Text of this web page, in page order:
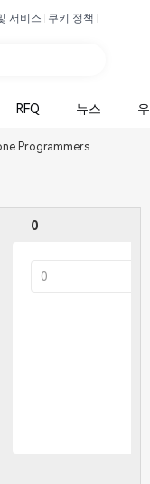
서비스 쿠키 정책
RFQ 뉴스
Programmers
0